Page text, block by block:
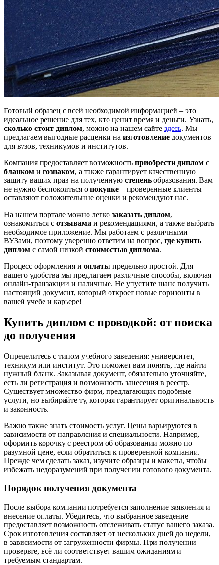
Готовый образец с всей необходимой информацией – это
идеальное решение для тех, кто ценит время и деньги. Узнать,
сколько стоит диплом, можно на нашем сайте здесь. Мы
предлагаем выгодные расценки на изготовление документов
для вузов, техникумов и институтов.
Компания предоставляет возможность приобрести диплом с
бланком и гознаком, а также гарантирует качественную
защиту ваших прав на полученную степень образования. Вам
не нужно беспокоиться о покупке – проверенные клиенты
оставляют положительные оценки и рекомендуют нас.
На нашем портале можно легко заказать диплом,
ознакомиться с отзывами и рекомендациями, а также выбрать
необходимое приложение. Мы работаем с различными
ВУЗами, поэтому уверенно ответим на вопрос, где купить
диплом с самой низкой стоимостью диплома.
Процесс оформления и оплаты предельно простой. Для
вашего удобства мы предлагаем различные способы, включая
онлайн-транзакции и наличные. Не упустите шанс получить
настоящий документ, который откроет новые горизонты в
вашей учебе и карьере!
Купить диплом с проводкой: от поиска
до получения
Определитесь с типом учебного заведения: университет,
техникум или институт. Это поможет вам понять, где найти
нужный бланк. Заказывая документ, обязательно уточняйте,
есть ли регистрация и возможность занесения в реестр.
Существует множество фирм, предлагающих подобные
услуги, но выбирайте ту, которая гарантирует оригинальность
и законность.
Важно также знать стоимость услуг. Цены варьируются в
зависимости от направления и специальности. Например,
оформить корочку с реестром об образовании можно по
разумной цене, если обратиться к проверенной компании.
Прежде чем сделать заказ, изучите образцы и макеты, чтобы
избежать недоразумений при получении готового документа.
Порядок получения документа
После выбора компании потребуется заполнение заявления и
внесение оплаты. Убедитесь, что выбранное заведение
предоставляет возможность отслеживать статус вашего заказа.
Срок изготовления составляет от нескольких дней до недели,
в зависимости от загруженности фирмы. При получении
проверьте, всё ли соответствует вашим ожиданиям и
требуемым стандартам.